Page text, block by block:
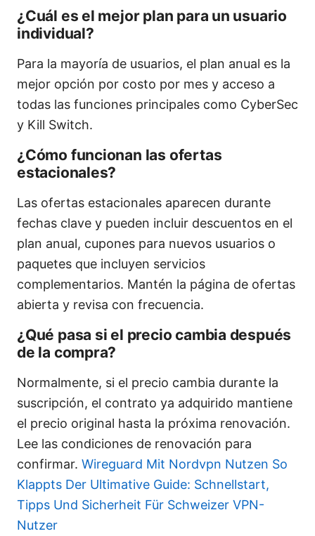
¿Cuál es el mejor plan para un usuario
individual?
Para la mayoría de usuarios, el plan anual es la
mejor opción por costo por mes y acceso a
todas las funciones principales como CyberSec
y Kill Switch.
¿Cómo funcionan las ofertas
estacionales?
Las ofertas estacionales aparecen durante
fechas clave y pueden incluir descuentos en el
plan anual, cupones para nuevos usuarios o
paquetes que incluyen servicios
complementarios. Mantén la página de ofertas
abierta y revisa con frecuencia.
¿Qué pasa si el precio cambia después
de la compra?
Normalmente, si el precio cambia durante la
suscripción, el contrato ya adquirido mantiene
el precio original hasta la próxima renovación.
Lee las condiciones de renovación para
confirmar. Wireguard Mit Nordvpn Nutzen So
Klappts Der Ultimative Guide: Schnellstart,
Tipps Und Sicherheit Für Schweizer VPN-
Nutzer